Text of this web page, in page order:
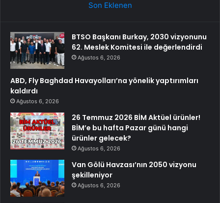
Son Eklenen
BTSO Başkanı Burkay, 2030 vizyonunu
62. Meslek Komitesi ile değerlendirdi
Ağustos 6, 2026
ABD, Fly Baghdad Havayolları’na yönelik yaptırımları
kaldırdı
Ağustos 6, 2026
26 Temmuz 2026 BİM Aktüel ürünler!
BİM’e bu hafta Pazar günü hangi
ürünler gelecek?
Ağustos 6, 2026
Van Gölü Havzası’nın 2050 vizyonu
şekilleniyor
Ağustos 6, 2026